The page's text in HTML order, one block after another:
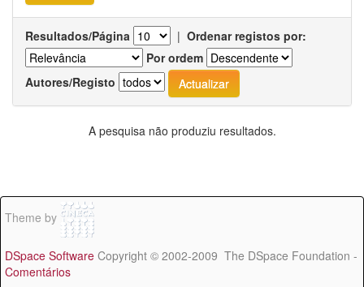
Resultados/Página | Ordenar registos por:
Por ordem
Autores/Registo
A pesquisa não produziu resultados.
Theme by
DSpace Software Copyright © 2002-2009 The DSpace Foundation -
Comentários